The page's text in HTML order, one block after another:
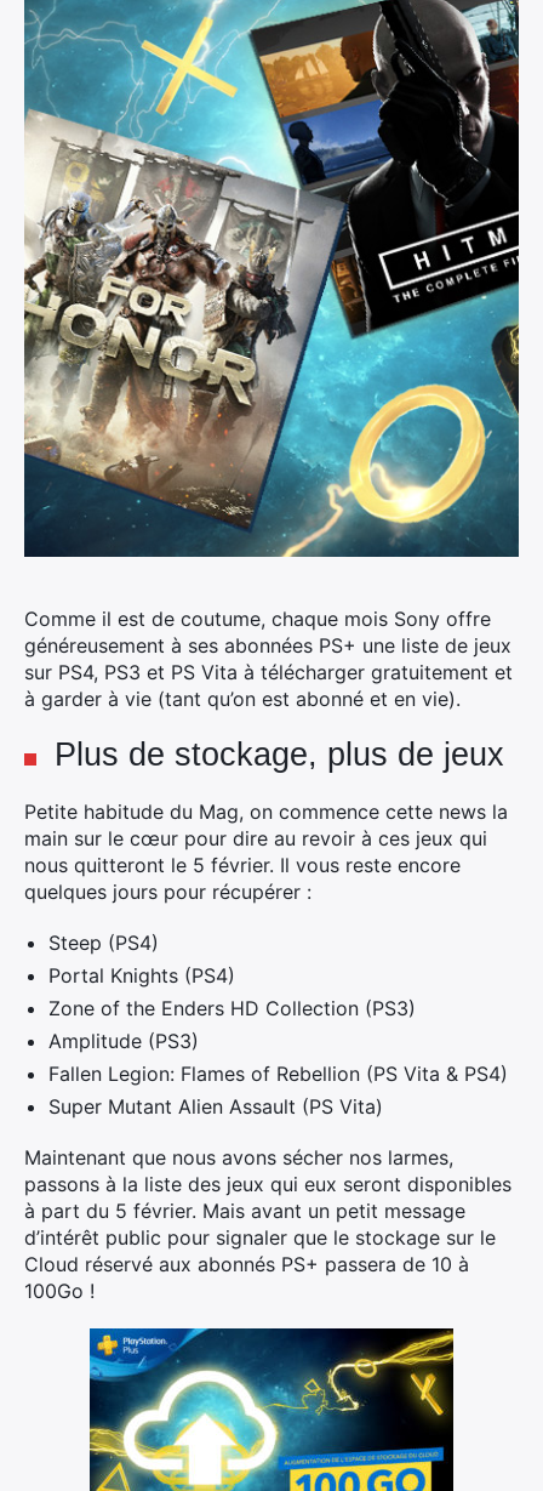
Comme il est de coutume, chaque mois Sony offre
généreusement à ses abonnées PS+ une liste de jeux
sur PS4, PS3 et PS Vita à télécharger gratuitement et
à garder à vie (tant qu’on est abonné et en vie).
Plus de stockage, plus de jeux
Petite habitude du Mag, on commence cette news la
main sur le cœur pour dire au revoir à ces jeux qui
nous quitteront le 5 février. Il vous reste encore
quelques jours pour récupérer :
Steep (PS4)
Portal Knights (PS4)
Zone of the Enders HD Collection (PS3)
Amplitude (PS3)
Fallen Legion: Flames of Rebellion (PS Vita & PS4)
Super Mutant Alien Assault (PS Vita)
Maintenant que nous avons sécher nos larmes,
passons à la liste des jeux qui eux seront disponibles
à part du 5 février. Mais avant un petit message
d’intérêt public pour signaler que le stockage sur le
Cloud réservé aux abonnés PS+ passera de 10 à
100Go !